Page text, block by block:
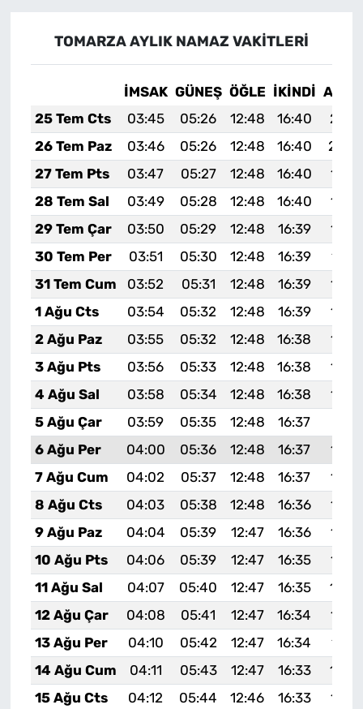
TOMARZA AYLIK NAMAZ VAKITLERI
İMSAK GÜNEŞ ÖĞLE İKINDI
25 Tem Cts
03:45 05:26 12:48 16:40
26 Tem Paz
03:46 05:26 12:48 16:40
27 Tem Pts
03:47 05:27 12:48 16:40
28 Tem Sal
03:49 05:28 12:48 16:40
29 Tem Çar
03:50 05:29 12:48 16:39
30 Tem Per
03:51 05:30 12:48 16:39
19:57
31 Tem Cum
03:52 05:31 12:48 16:39
1 Ağu Cts
03:54 05:32 12:48 16:39
2 Ağu Paz
03:55 05:32 12:48 16:38
3 Ağu Pts
03:56 05:33 12:48 16:38
4 Ağu Sal
03:58 05:34 12:48 16:38
5 Ağu Çar
03:59 05:35 12:48 16:37
6 Ağu Per
04:00 05:36 12:48 16:37
7 Ağu Cum
04:02 05:37 12:48 16:37
8 Ağu Cts
04:03 05:38 12:48 16:36
9 Ağu Paz
04:04 05:39 12:47 16:36
10 Ağu Pts
04:06 05:39 12:47 16:35
11 Ağu Sal
04:07 05:40 12:47 16:35
12 Ağu Çar
04:08 05:41 12:47 16:34
13 Ağu Per
04:10 05:42 12:47 16:34
19:41
14 Ağu Cum
04:11 05:43 12:47 16:33
15 Ağu Cts
04:12 05:44 12:46 16:33